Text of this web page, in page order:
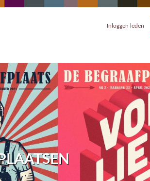
Inloggen leden